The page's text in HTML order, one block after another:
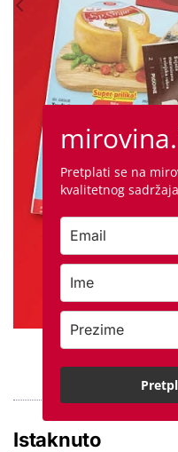
Istaknuto
Pretplati se na
kvalitetnog sadržaja